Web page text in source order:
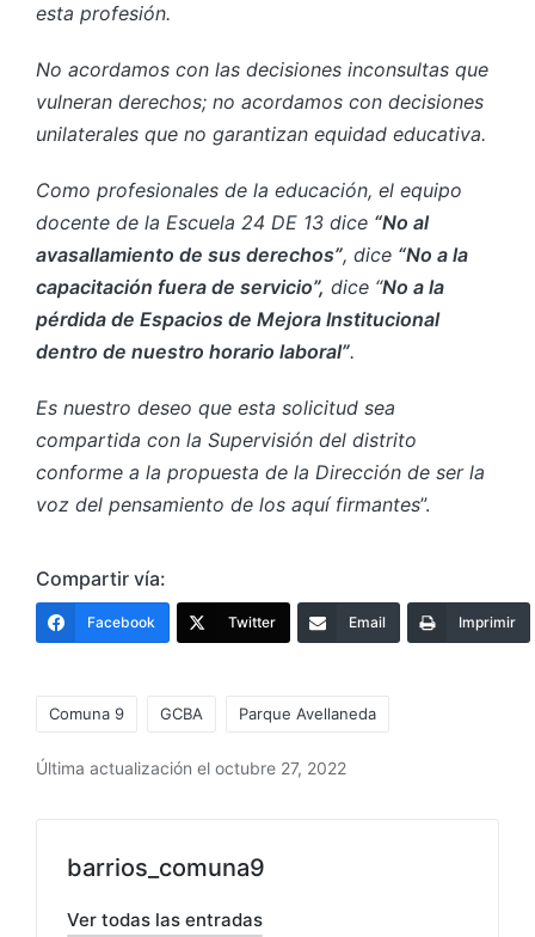
esta profesión.
No acordamos con las decisiones inconsultas que
vulneran derechos; no acordamos con decisiones
unilaterales que no garantizan equidad educativa.
Como profesionales de la educación, el equipo
docente de la Escuela 24 DE 13 dice “No al
avasallamiento de sus derechos”, dice “No a la
capacitación fuera de servicio”, dice “No a la
pérdida de Espacios de Mejora Institucional
dentro de nuestro horario laboral”.
Es nuestro deseo que esta solicitud sea
compartida con la Supervisión del distrito
conforme a la propuesta de la Dirección de ser la
voz del pensamiento de los aquí firmantes”.
Compartir vía:
Facebook Twitter Email Imprimir
Comuna 9 GCBA Parque Avellaneda
Última actualización el octubre 27, 2022
barrios_comuna9
Ver todas las entradas